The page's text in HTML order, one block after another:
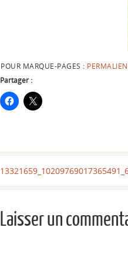
POUR MARQUE-PAGES :
Partager :
Laisser un